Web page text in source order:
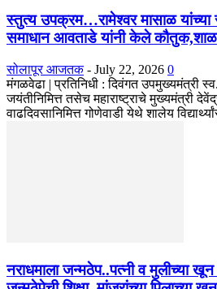
स्तुत्य उपक्रम…रामेश्वर मासाळ
समाधान आवताडे यांनी केले कौतुक,शाळा
सोलापूर आजतक - July 22, 2026 0
मंगळवेढा | प्रतिनिधी : दिवंगत उपमुख्यमंत्री
जयंतीनिमित्त तसेच महाराष्ट्राचे मुख्यमंत्री
वाढदिवसानिमित्त गोणेवाडी येथे शालेय
नराधमाला जन्मठेप..पत्नी व मुलीच्या